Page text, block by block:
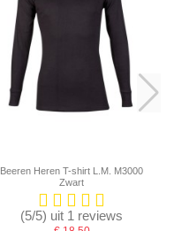
Beeren Heren T-shirt L.M. M3000
Zwart
(5/5) uit 1 reviews